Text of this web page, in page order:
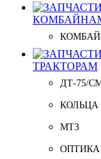
ТРАКТОРАМ
ДТ-75/
КОЛЬЦА
МТЗ
ОПТИКА